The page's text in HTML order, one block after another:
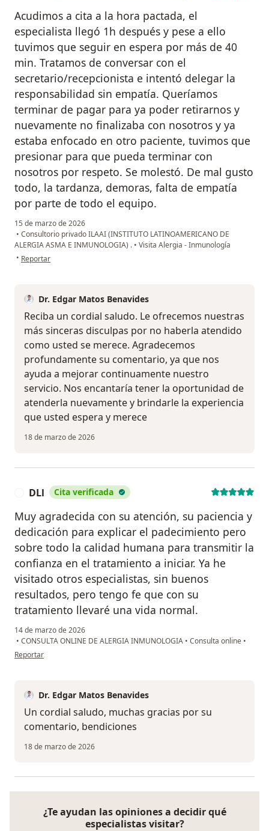
Acudimos a cita a la hora pactada, el
especialista llegó 1h después y pese a ello
tuvimos que seguir en espera por más de 40
min. Tratamos de conversar con el
secretario/recepcionista e intentó delegar la
responsabilidad sin empatía. Queríamos
terminar de pagar para ya poder retirarnos y
nuevamente no finalizaba con nosotros y ya
estaba enfocado en otro paciente, tuvimos que
presionar para que pueda terminar con
nosotros por respeto. Se molestó. De mal gusto
todo, la tardanza, demoras, falta de empatía
por parte de todo el equipo.
15 de marzo de 2026
• Consultorio privado ILAAI (INSTITUTO LATINOAMERICANO DE
ALERGIA ASMA E INMUNOLOGIA) . • Visita Alergia - Inmunología
• en opinión del usuario KLA
Reportar
Dr. Edgar Matos Benavides
Reciba un cordial saludo. Le ofrecemos nuestras
más sinceras disculpas por no haberla atendido
como usted se merece. Agradecemos
profundamente su comentario, ya que nos
ayuda a mejorar continuamente nuestro
servicio. Nos encantaría tener la oportunidad de
atenderla nuevamente y brindarle la experiencia
que usted espera y merece
18 de marzo de 2026
DLl Cita verificada
Muy agradecida con su atención, su paciencia y
dedicación para explicar el padecimiento pero
sobre todo la calidad humana para transmitir la
confianza en el tratamiento a iniciar. Ya he
visitado otros especialistas, sin buenos
resultados, pero tengo fe que con su
tratamiento llevaré una vida normal.
14 de marzo de 2026
• CONSULTA ONLINE DE ALERGIA INMUNOLOGIA • Consulta online •
en opinión del usuario DLl
Reportar
Dr. Edgar Matos Benavides
Un cordial saludo, muchas gracias por su
comentario, bendiciones
18 de marzo de 2026
¿Te ayudan las opiniones a decidir qué
especialistas visitar?